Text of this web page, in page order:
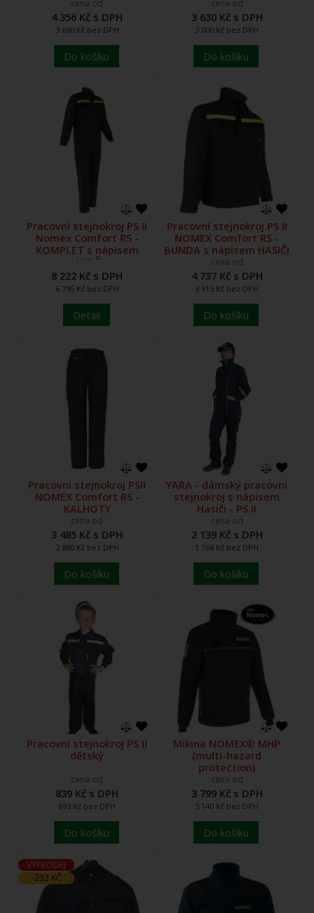
cena od
4 356 Kč s DPH
3 600 Kč bez DPH
Do košíku
cena od
3 630 Kč s DPH
3 000 Kč bez DPH
Do košíku
Pracovní stejnokroj PS II
Nomex Comfort RS -
KOMPLET s nápisem
HASIČI
8 222 Kč s DPH
6 795 Kč bez DPH
Detail
Pracovní stejnokroj PS II
NOMEX Comfort RS -
BUNDA s nápisem HASIČI
cena od
4 737 Kč s DPH
3 915 Kč bez DPH
Do košíku
Pracovní stejnokroj PSII
NOMEX Comfort RS -
KALHOTY
cena od
3 485 Kč s DPH
2 880 Kč bez DPH
Do košíku
YARA - dámský pracovní
stejnokroj s nápisem
Hasiči - PS II
cena od
2 139 Kč s DPH
1 768 Kč bez DPH
Do košíku
Pracovní stejnokroj PS II
dětský
cena od
839 Kč s DPH
693 Kč bez DPH
Do košíku
Mikina NOMEX® MHP
(multi-hazard
protection)
cena od
3 799 Kč s DPH
3 140 Kč bez DPH
Do košíku
VÝPRODEJ
-232 KČ